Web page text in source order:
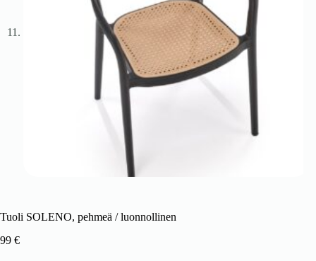
Tuoli SOLENO, pehmeä / luonnollinen
99 €